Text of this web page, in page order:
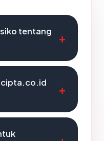
tentang